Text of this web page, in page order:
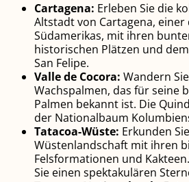
Cartagena: Erleben Sie die
Altstadt von Cartagena,
Südamerikas, mit ihren
historischen Plätzen und
San Felipe.
Valle de Cocora: Wandern
Wachspalmen, das für seine
Palmen bekannt ist. Die
der Nationalbaum
Tatacoa-Wüste: Erkunden
Wüstenlandschaft mit ihren
Felsformationen und
Sie einen spektakulären